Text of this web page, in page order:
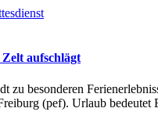
aufschlägt
zu besonderen
(pef). Urlaub bedeutet